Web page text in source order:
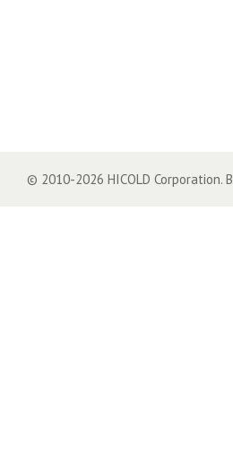
© 2010-2026 HICOLD Corporation.